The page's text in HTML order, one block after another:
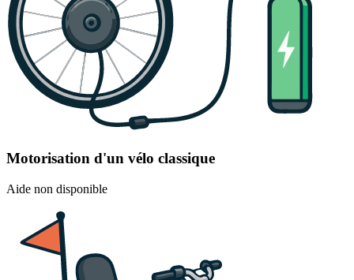
Motorisation d'un vélo classique
Aide non disponible